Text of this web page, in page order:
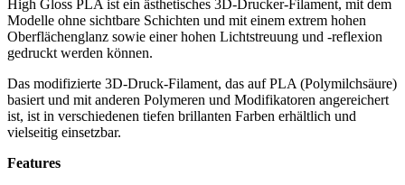
High Gloss PLA ist ein ästhetisches 3D-Drucker-Filament, mit dem
Modelle ohne sichtbare Schichten und mit einem extrem hohen
Oberflächenglanz sowie einer hohen Lichtstreuung und -reflexion
gedruckt werden können.
Das modifizierte 3D-Druck-Filament, das auf PLA (Polymilchsäure)
basiert und mit anderen Polymeren und Modifikatoren angereichert
ist, ist in verschiedenen tiefen brillanten Farben erhältlich und
vielseitig einsetzbar.
Features